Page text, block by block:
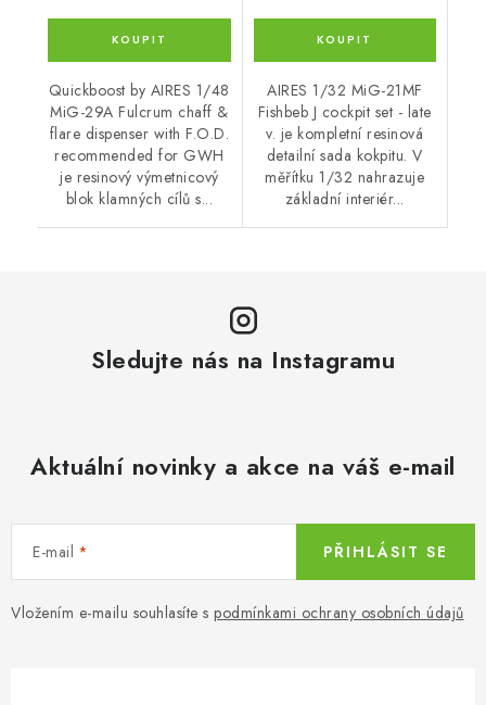
Quickboost by AIRES 1/48
MiG-29A Fulcrum chaff &
flare dispenser with F.O.D.
recommended for GWH
je resinový výmetnicový
blok klamných cílů s...
AIRES 1/32 MiG-21MF
Fishbeb J cockpit set - late
v. je kompletní resinová
detailní sada kokpitu. V
měřítku 1/32 nahrazuje
základní interiér...
Sledujte nás na Instagramu
Aktuální novinky a akce na váš e-mail
E-mail
Vložením e-mailu souhlasíte s podmínkami ochrany osobních údajů
PŘIHLÁSIT SE